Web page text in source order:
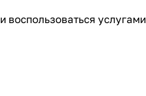
услугами